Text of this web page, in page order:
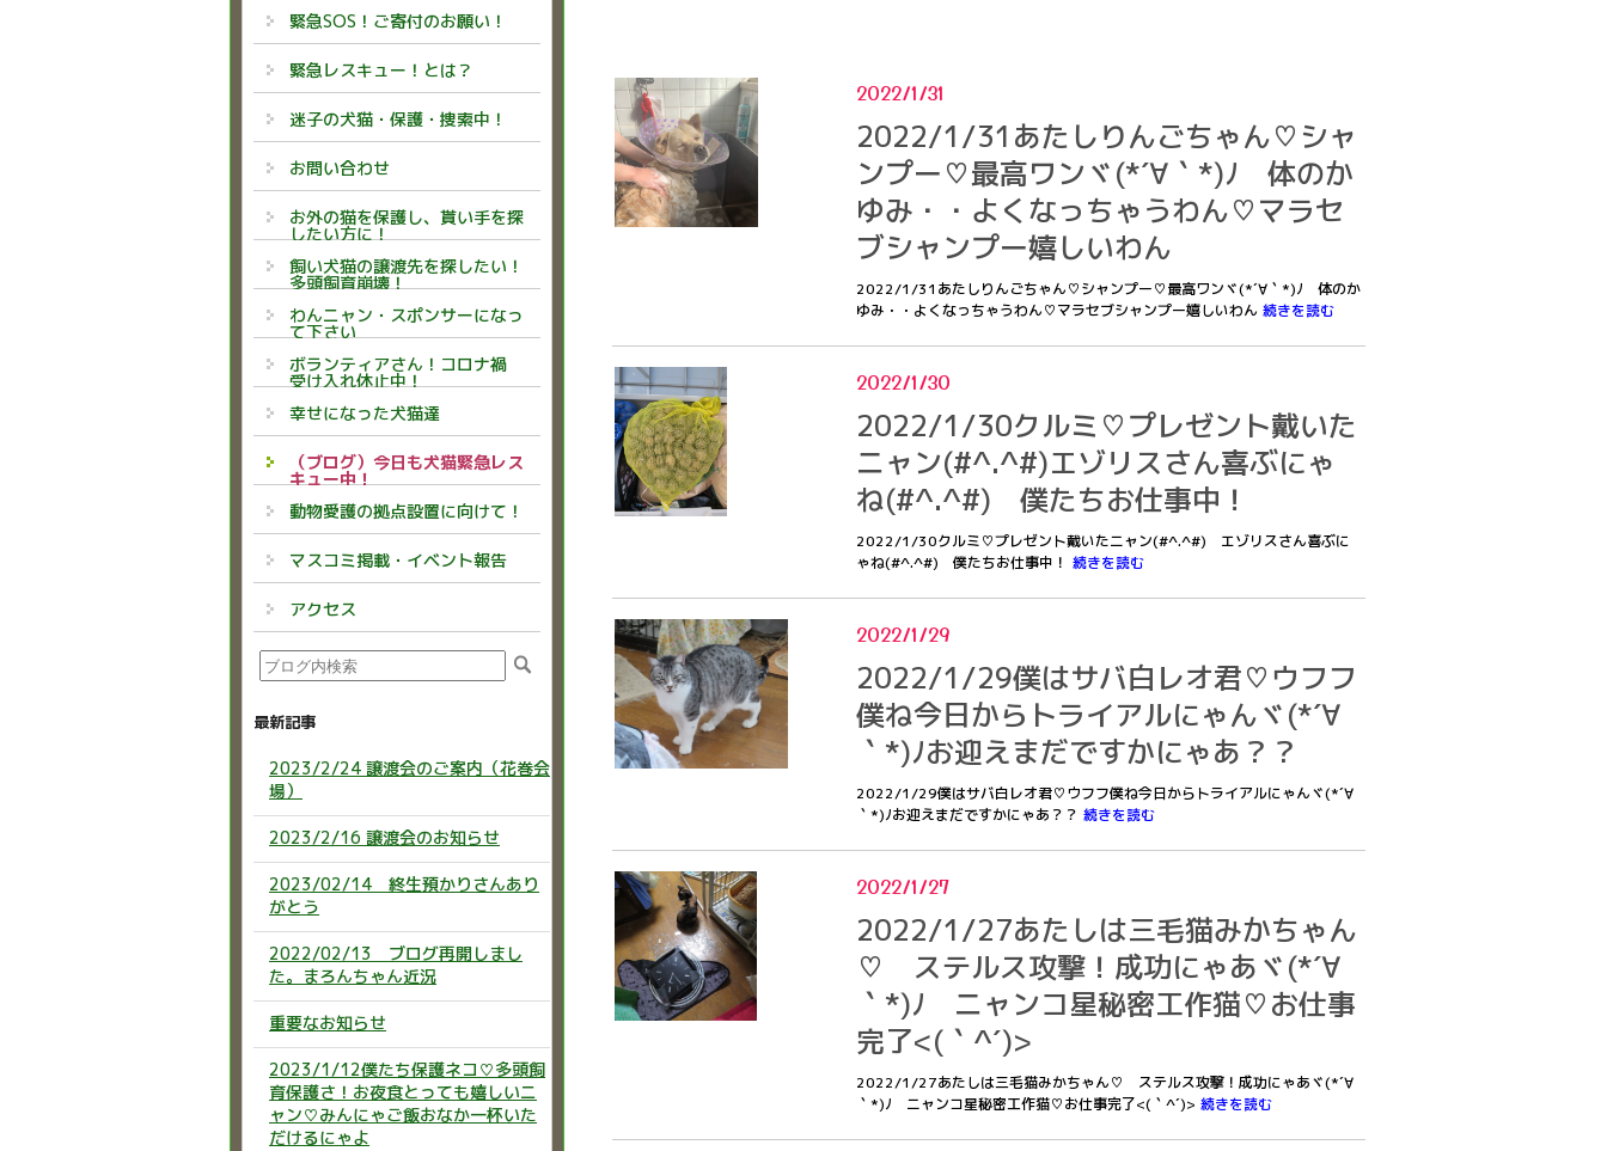
2022/1/31
2022/1/31あたしりんごちゃん♡シャ
ンプー♡最高ワンヾ(*´∀｀*)ﾉ 体のか
ゆみ・・よくなっちゃうわん♡マラセ
ブシャンプー嬉しいわん
2022/1/31あたしりんごちゃん♡シャンプー♡最高ワンヾ(*´∀｀*)ﾉ 体のか
ゆみ・・よくなっちゃうわん♡マラセブシャンプー嬉しいわん 続きを読む
2022/1/30
2022/1/30クルミ♡プレゼント戴いた
ニャン(#^.^#)エゾリスさん喜ぶにゃ
ね(#^.^#) 僕たちお仕事中！
2022/1/30クルミ♡プレゼント戴いたニャン(#^.^#) エゾリスさん喜ぶに
ゃね(#^.^#) 僕たちお仕事中！ 続きを読む
2022/1/29
2022/1/29僕はサバ白レオ君♡ウフフ
僕ね今日からトライアルにゃんヾ(*´∀
｀*)ﾉお迎えまだですかにゃあ？？
2022/1/29僕はサバ白レオ君♡ウフフ僕ね今日からトライアルにゃんヾ(*´∀
｀*)ﾉお迎えまだですかにゃあ？？ 続きを読む
2022/1/27
2022/1/27あたしは三毛猫みかちゃん
♡ ステルス攻撃！成功にゃあヾ(*´∀
｀*)ﾉ ニャンコ星秘密工作猫♡お仕事
完了<(｀^´)>
2022/1/27あたしは三毛猫みかちゃん♡ ステルス攻撃！成功にゃあヾ(*´∀
｀*)ﾉ ニャンコ星秘密工作猫♡お仕事完了<(｀^´)> 続きを読む
緊急SOS！ご寄付のお願い！
緊急レスキュー！とは？
迷子の犬猫・保護・捜索中！
お問い合わせ
お外の猫を保護し、貰い手を探
したい方に！
飼い犬猫の譲渡先を探したい！
多頭飼育崩壊！
わんニャン・スポンサーになっ
て下さい
ボランティアさん！コロナ禍
受け入れ休止中！
幸せになった犬猫達
（ブログ）今日も犬猫緊急レス
キュー中！
動物愛護の拠点設置に向けて！
マスコミ掲載・イベント報告
アクセス
最新記事
2023/2/24 譲渡会のご案内（花巻会
場）
2023/2/16 譲渡会のお知らせ
2023/02/14 終生預かりさんあり
がとう
2022/02/13 ブログ再開しまし
た。まろんちゃん近況
重要なお知らせ
2023/1/12僕たち保護ネコ♡多頭飼
育保護さ！お夜食とっても嬉しいニ
ャン♡みんにゃご飯おなか一杯いた
だけるにゃよ